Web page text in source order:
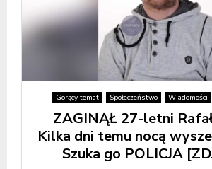
Gorący temat Społeczeństwo Wiadomości
ZAGINĄŁ 27-letni
Kilka dni temu nocą
Szuka go POLICJA